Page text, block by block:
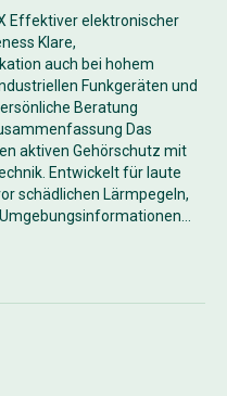
Effektiver elektronischer
Klare,
auch bei hohem
Funkgeräten und
Beratung
Das
aktiven Gehörschutz mit
Entwickelt für laute
schädlichen Lärmpegeln,